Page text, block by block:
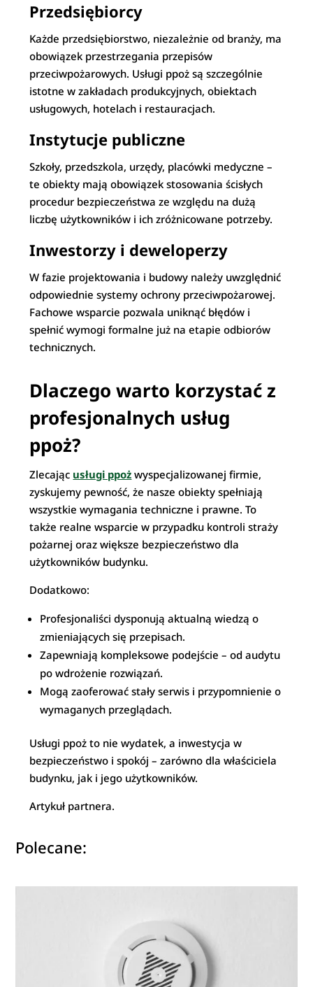
Przedsiębiorcy
Każde przedsiębiorstwo, niezależnie od branży, ma
obowiązek przestrzegania przepisów
przeciwpożarowych. Usługi ppoż są szczególnie
istotne w zakładach produkcyjnych, obiektach
usługowych, hotelach i restauracjach.
Instytucje publiczne
Szkoły, przedszkola, urzędy, placówki medyczne –
te obiekty mają obowiązek stosowania ścisłych
procedur bezpieczeństwa ze względu na dużą
liczbę użytkowników i ich zróżnicowane potrzeby.
Inwestorzy i deweloperzy
W fazie projektowania i budowy należy uwzględnić
odpowiednie systemy ochrony przeciwpożarowej.
Fachowe wsparcie pozwala uniknąć błędów i
spełnić wymogi formalne już na etapie odbiorów
technicznych.
Dlaczego warto korzystać z
profesjonalnych usług
ppoż?
Zlecając usługi ppoż wyspecjalizowanej firmie,
zyskujemy pewność, że nasze obiekty spełniają
wszystkie wymagania techniczne i prawne. To
także realne wsparcie w przypadku kontroli straży
pożarnej oraz większe bezpieczeństwo dla
użytkowników budynku.
Dodatkowo:
Profesjonaliści dysponują aktualną wiedzą o
zmieniających się przepisach.
Zapewniają kompleksowe podejście – od audytu
po wdrożenie rozwiązań.
Mogą zaoferować stały serwis i przypomnienie o
wymaganych przeglądach.
Usługi ppoż to nie wydatek, a inwestycja w
bezpieczeństwo i spokój – zarówno dla właściciela
budynku, jak i jego użytkowników.
Artykuł partnera.
Polecane: